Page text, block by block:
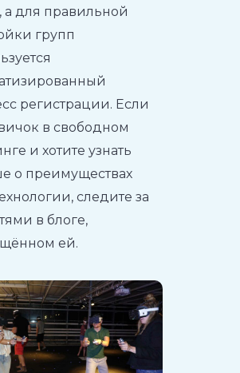
а для правильной
групп
регистрации. Если
в свободном
и хотите узнать
о преимуществах
следите за
в блоге,
ей.